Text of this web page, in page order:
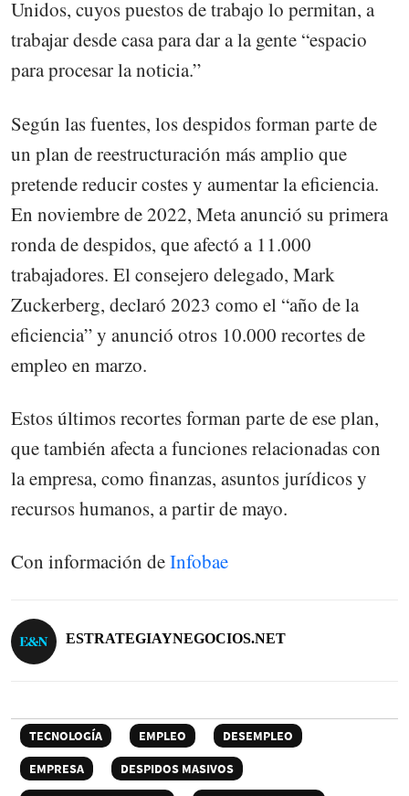
Unidos, cuyos puestos de trabajo lo permitan, a
trabajar desde casa para dar a la gente “espacio
para procesar la noticia.”
Según las fuentes, los despidos forman parte de
un plan de reestructuración más amplio que
pretende reducir costes y aumentar la eficiencia.
En noviembre de 2022, Meta anunció su primera
ronda de despidos, que afectó a 11.000
trabajadores. El consejero delegado, Mark
Zuckerberg, declaró 2023 como el “año de la
eficiencia” y anunció otros 10.000 recortes de
empleo en marzo.
Estos últimos recortes forman parte de ese plan,
que también afecta a funciones relacionadas con
la empresa, como finanzas, asuntos jurídicos y
recursos humanos, a partir de mayo.
Con información deInfobae
ESTRATEGIAYNEGOCIOS.NET
TECNOLOGÍA EMPLEO
DESEMPLEO
EMPRESA
DESPIDOS MASIVOS